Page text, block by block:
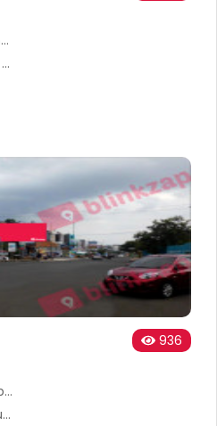
Billboard Taman Kota Lungsir
A-C Jl. Diponegoro No.23, Sumur Batu, Kec. Tlk. Betung Utara, Kota Bandar Lampung, Lampung 35212, Indonesia
936
Billboard BDLDPBB07 Jl. Diponegoro - Bandar Lampung
Jl. Diponegoro No.3, Sumur Batu, Kec. Tlk. Betung Utara, Kota Bandar Lampung, Lampung 35212, Indonesia